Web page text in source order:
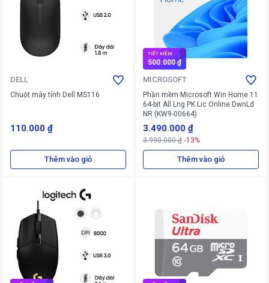
DELL
Chuột máy tính Dell MS116
110.000 ₫
Thêm vào giỏ
TIẾT KIỆM
500.000 ₫
MICROSOFT
Phần mềm Microsoft Win Home 11
64-bit All Lng PK Lic Online DwnLd
NR (KW9-00664)
3.490.000 ₫
3.990.000 ₫ -13%
Thêm vào giỏ